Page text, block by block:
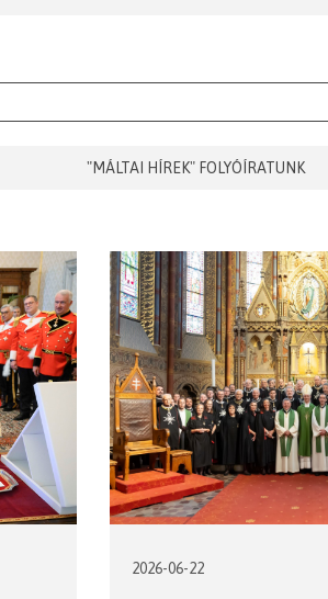
"MÁLTAI HÍREK" FOLYÓÍRATUNK
2026-06-22